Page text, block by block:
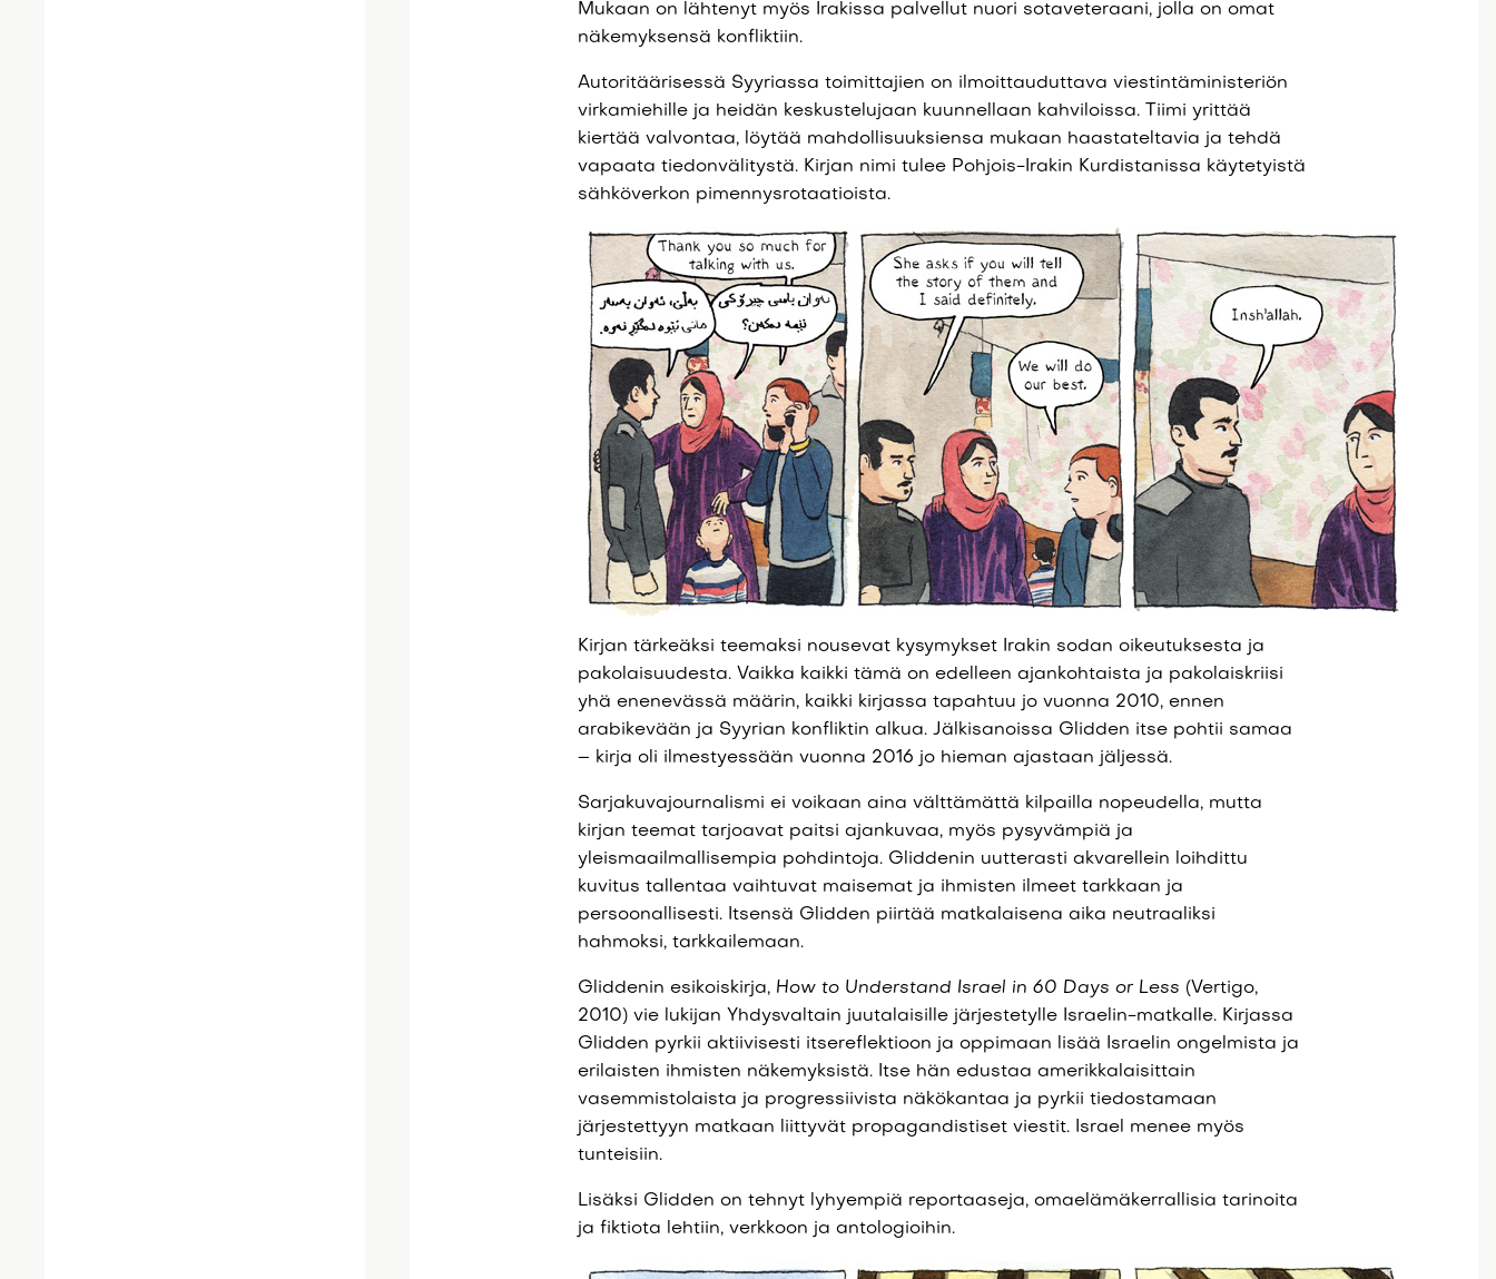
Mukaan on lähtenyt myös Irakissa palvellut nuori sotaveteraani, jolla on omat
näkemyksensä konfliktiin.
Autoritäärisessä Syyriassa toimittajien on ilmoittauduttava viestintäministeriön
virkamiehille ja heidän keskustelujaan kuunnellaan kahviloissa. Tiimi yrittää
kiertää valvontaa, löytää mahdollisuuksiensa mukaan haastateltavia ja tehdä
vapaata tiedonvälitystä. Kirjan nimi tulee Pohjois-Irakin Kurdistanissa käytetyistä
sähköverkon pimennysrotaatioista.
Kirjan tärkeäksi teemaksi nousevat kysymykset Irakin sodan oikeutuksesta ja
pakolaisuudesta. Vaikka kaikki tämä on edelleen ajankohtaista ja pakolaiskriisi
yhä enenevässä määrin, kaikki kirjassa tapahtuu jo vuonna 2010, ennen
arabikevään ja Syyrian konfliktin alkua. Jälkisanoissa Glidden itse pohtii samaa
– kirja oli ilmestyessään vuonna 2016 jo hieman ajastaan jäljessä.
Sarjakuvajournalismi ei voikaan aina välttämättä kilpailla nopeudella, mutta
kirjan teemat tarjoavat paitsi ajankuvaa, myös pysyvämpiä ja
yleismaailmallisempia pohdintoja. Gliddenin uutterasti akvarellein loihdittu
kuvitus tallentaa vaihtuvat maisemat ja ihmisten ilmeet tarkkaan ja
persoonallisesti. Itsensä Glidden piirtää matkalaisena aika neutraaliksi
hahmoksi, tarkkailemaan.
Gliddenin esikoiskirja, How to Understand Israel in 60 Days or Less (Vertigo,
2010) vie lukijan Yhdysvaltain juutalaisille järjestetylle Israelin-matkalle. Kirjassa
Glidden pyrkii aktiivisesti itsereflektioon ja oppimaan lisää Israelin ongelmista ja
erilaisten ihmisten näkemyksistä. Itse hän edustaa amerikkalaisittain
vasemmistolaista ja progressiivista näkökantaa ja pyrkii tiedostamaan
järjestettyyn matkaan liittyvät propagandistiset viestit. Israel menee myös
tunteisiin.
Lisäksi Glidden on tehnyt lyhyempiä reportaaseja, omaelämäkerrallisia tarinoita
ja fiktiota lehtiin, verkkoon ja antologioihin.